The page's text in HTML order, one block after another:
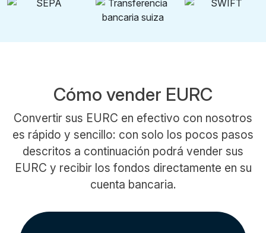
Cómo vender EURC
Convertir sus EURC en efectivo con nosotros
es rápido y sencillo: con solo los pocos pasos
descritos a continuación podrá vender sus
EURC y recibir los fondos directamente en su
cuenta bancaria.